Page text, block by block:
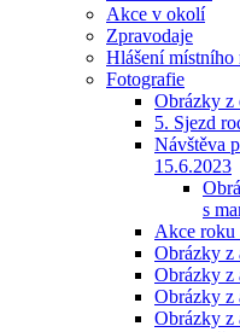
Akce v okolí
Zpravodaje
Hlášení místního
Fotografie
Obrázky z
5. Sjezd
Návštěva
15.6.2023
s
Akce roku
Obrázky z
Obrázky z
Obrázky z
Obrázky z